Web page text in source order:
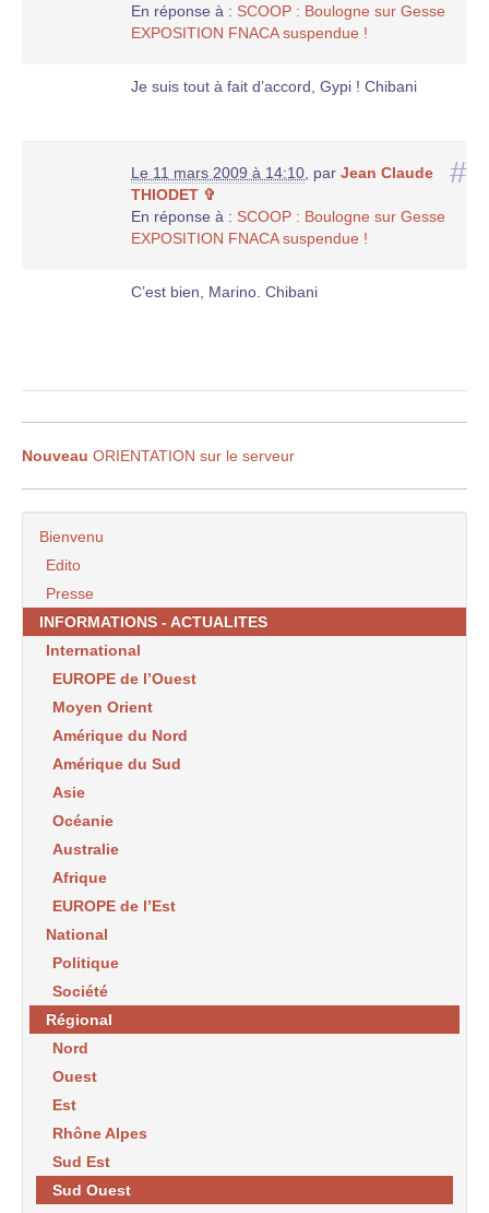
En réponse à : SCOOP : Boulogne sur Gesse
EXPOSITION FNACA suspendue !
Je suis tout à fait d’accord, Gypi ! Chibani
#
Le 11 mars 2009 à 14:10, par Jean Claude
THIODET ✞
En réponse à : SCOOP : Boulogne sur Gesse
EXPOSITION FNACA suspendue !
C’est bien, Marino. Chibani
Nouveau ORIENTATION sur le serveur
Bienvenu
Edito
Presse
INFORMATIONS - ACTUALITES
International
EUROPE de l’Ouest
Moyen Orient
Amérique du Nord
Amérique du Sud
Asie
Océanie
Australie
Afrique
EUROPE de l’Est
National
Politique
Société
Régional
Nord
Ouest
Est
Rhône Alpes
Sud Est
Sud Ouest